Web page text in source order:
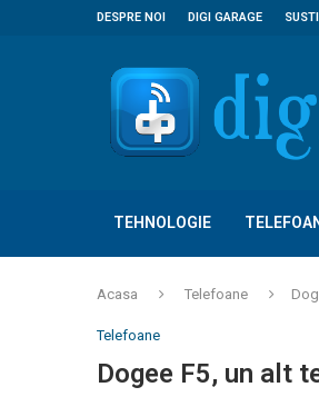
DESPRE NOI DIGI GARAGE
TEHNOLOGIE
Acasa Telefoane
Telefoane
Dogee F5, un alt